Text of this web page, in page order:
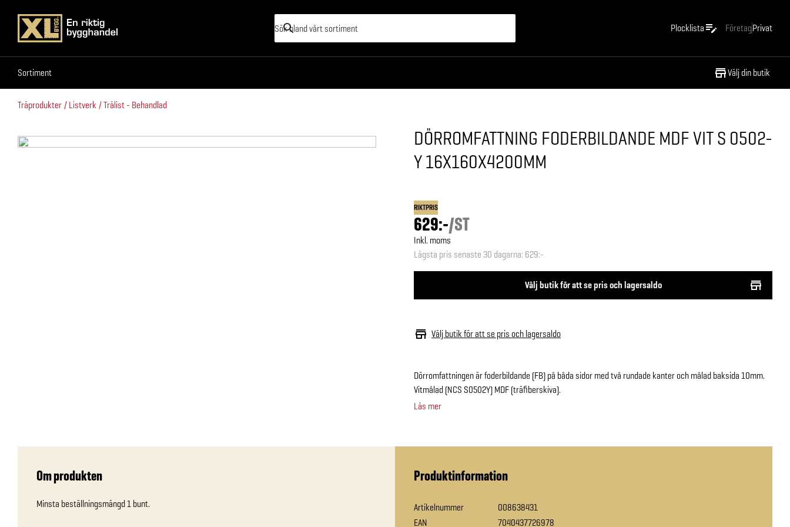
Plocklista FöretagPrivat
Sortiment Välj din butik
Sortiment
Träprodukter Listverk Trälist - Behandlad
DÖRROMFATTNING FODERBILDANDE MDF VIT S 0502-
Y 16X160X4200MM
RIKTPRIS
629:-/ST
Inkl. moms
Lägsta pris senaste 30 dagarna: 629:-
Välj butik för att se pris och lagersaldo
Välj butik för att se pris och lagersaldo
Dörromfattningen är foderbildande (FB) på båda sidor med två rundade kanter och målad baksida 10mm.
Vitmålad (NCS S0502Y) MDF (träfiberskiva).
Läs mer
Om produkten
Minsta beställningsmängd 1 bunt.
Produktinformation
Artikelnummer
008638431
EAN
7040437726978